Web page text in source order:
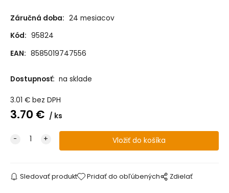
Záručná doba: 24 mesiacov
Kód: 95824
EAN: 8585019747556
Dostupnosť: na sklade
3.01 € bez DPH
3.70 € ks
Sledovať produkt Pridať do obľúbených Zdielať